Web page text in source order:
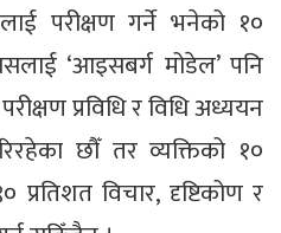
परीक्षण गर्ने भनेको १०
‘आइसबर्ग मोडेल’ पनि
प्रविधि र विधि अध्ययन
छौँ तर व्यक्तिको १०
प्रतिशत विचार, दृष्टिकोण र